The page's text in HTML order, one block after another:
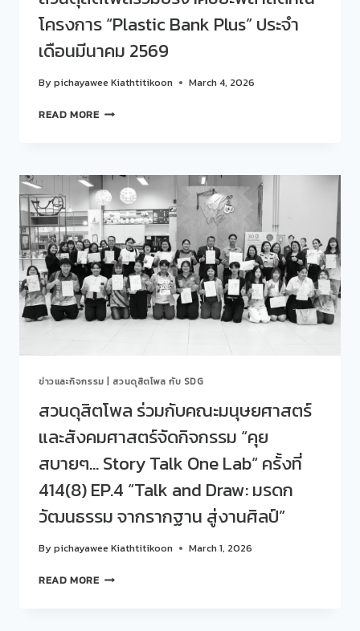
EP.1
“รู้
ทัน
ไซ
อร์
ไป”
โครงการ “Plastic Bank Plus” ประจำ
เดือนมีนาคม 2569
Bypichayawee Kiathtitikoon March 4, 2026
READ MOREสวน
ล
ร่วม
บริจาค
ขยะ
พลาสติก
ใน
โครงการ
“PLASTIC
BANK
PLUS”
2569
ข่าวและกิจกรรม สวนดุสิตโพล กับ SDG
สวนดุสิตโพล ร่วมกับคณะมนุษยศาสตร์
และสังคมศาสตร์จัดกิจกรรม “คุย
สบายๆ… Story Talk One Lab“ ครั้งที่
414(8) EP.4 “Talk and Draw: มรดก
วัฒนธรรม จากรากฐาน สู่งานศิลป์”
Bypichayawee Kiathtitikoon March 1, 2026
READ MOREสวน